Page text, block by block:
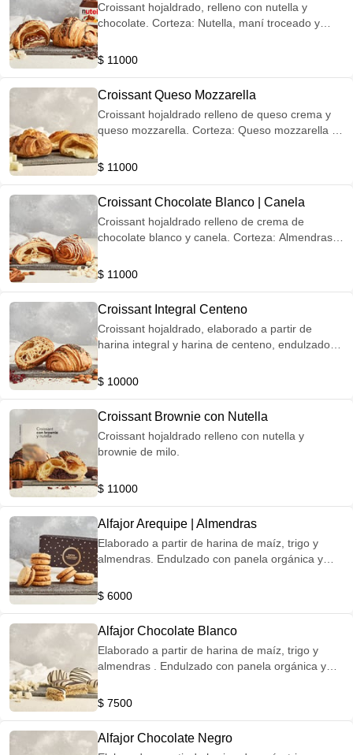
Croissant hojaldrado, relleno con nutella y
chocolate. Corteza: Nutella, maní troceado y
$ 11000
Croissant Queso Mozzarella
Croissant hojaldrado relleno de queso crema y
queso mozzarella. Corteza: Queso mozzarella y
$ 11000
Croissant Chocolate Blanco | Canela
Croissant hojaldrado relleno de crema de
chocolate blanco y canela. Corteza: Almendras
$ 11000
Croissant Integral Centeno
Croissant hojaldrado, elaborado a partir de
harina integral y harina de centeno, endulzado
avena y chía. Contiene arándanos deshidratados
$ 10000
Croissant Brownie con Nutella
Croissant hojaldrado relleno con nutella y
brownie de milo.
$ 11000
Alfajor Arequipe | Almendras
Elaborado a partir de harina de maíz, trigo y
almendras. Endulzado con panela orgánica y
$ 6000
Alfajor Chocolate Blanco
Elaborado a partir de harina de maíz, trigo y
almendras . Endulzado con panela orgánica y
blanco.
$ 7500
Alfajor Chocolate Negro